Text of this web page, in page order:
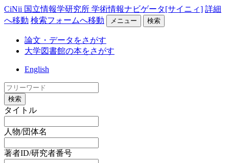
CiNii 国立情報学研究所 学術情報ナビゲータ[サイニィ] 詳細
へ移動 検索フォームへ移動 メニュー 検索
論文・データをさがす
大学図書館の本をさがす
English
検索
タイトル
人物/団体名
著者ID/研究者番号